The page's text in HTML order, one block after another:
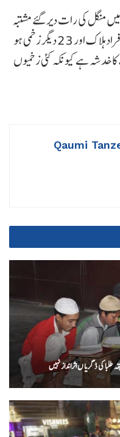
منگل کی رات دیر گئے مشتبہ
دہشت گردوں کے حملے میں کم از کم 11 افراد ہلاک اور 23 دیگر زخمی ہو
کا خدشہ ہے کیونکہ کئی زخمیوں
Qaumi
کی ڈگریا ں اثرانداز نہیں